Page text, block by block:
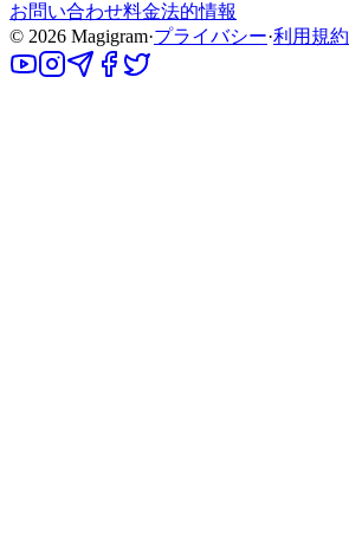
お問い合わせ料金法的情報
© 2026 Magigram·プライバシー·利用規約